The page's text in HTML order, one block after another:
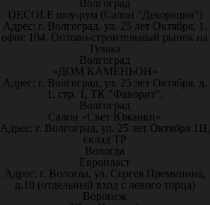
Волгоград
DECOLE шоу-рум (Салон "Декорация")
Адрес: г. Волгоград, ул. 25 лет Октября, 1,
офис 104. Оптово-строительный рынок на
Тулака
Волгоград
«ДОМ КАМЕНЬОН»
Адрес: г. Волгоград, ул. 25 лет Октября, д.
1, стр. 1, ТК "Фаворит".
Волгоград
Салон «Свет Южанки»
Адрес: г. Волгоград, ул. 25 лет Октября 1Ц,
склад ТР
Вологда
Европласт
Адрес: г. Вологда, ул. Сергея Преминина,
д.10 (отдельный вход с левого торца)
Воронеж